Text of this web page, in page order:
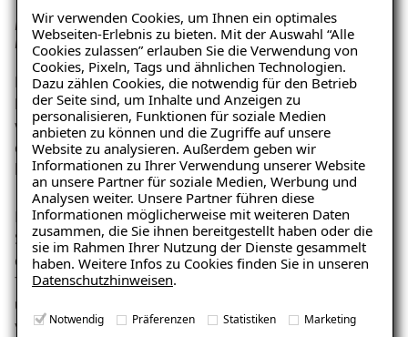
Wir verwenden Cookies, um Ihnen ein optimales
Webseiten-Erlebnis zu bieten. Mit der Auswahl “Alle
Cookies zulassen” erlauben Sie die Verwendung von
Cookies, Pixeln, Tags und ähnlichen Technologien.
Dazu zählen Cookies, die notwendig für den Betrieb
der Seite sind, um Inhalte und Anzeigen zu
personalisieren, Funktionen für soziale Medien
anbieten zu können und die Zugriffe auf unsere
Website zu analysieren. Außerdem geben wir
Informationen zu Ihrer Verwendung unserer Website
an unsere Partner für soziale Medien, Werbung und
Analysen weiter. Unsere Partner führen diese
Informationen möglicherweise mit weiteren Daten
zusammen, die Sie ihnen bereitgestellt haben oder die
sie im Rahmen Ihrer Nutzung der Dienste gesammelt
haben. Weitere Infos zu Cookies finden Sie in unseren
Datenschutzhinweisen.
Notwendig Präferenzen Statistiken Marketing
Besser ist die Stoßlüftung, denn so ist ein ausreichender
Luftaustausch garantiert.
Besser ist die so genannte Stoßlüftung. Dabei wird das
Fenster kurzzeitig ganz geöffnet und anschließend
wieder geschlossen. Diese Form der Fensterlüftung
ermöglicht im gleichen Zeitraum einen etwa 30-fach
höheren Luftaustausch als eine Spaltlüftung.
In der Praxis bedeutet das, dass z. B. mit einer
Stoßlüftung bei einem Raum von 40 Kubikmetern,
einer Fensterfläche von 1 Meter und einer
Temperaturdifferenz von 13 Kelvin (K) zwischen Innen-
und Außentemperaturn die relative Raumluftfeuchte
von 100 auf 53 Prozent in weniger als 3 Minuten
Ratgeber „Schimmel“
– jetzt kostenlos erhalten!
E-Mail eingeben